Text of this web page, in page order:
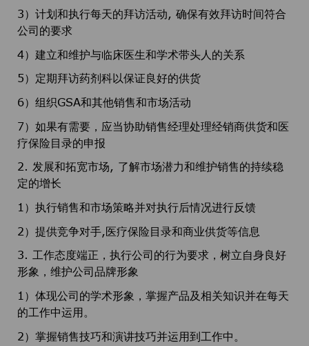
3）计划和执行每天的拜访活动, 确保有效拜访时间符合
公司的要求
4）建立和维护与临床医生和学术带头人的关系
5）定期拜访药剂科以保证良好的供货
6）组织GSA和其他销售和市场活动
7）如果有需要，应当协助销售经理处理经销商供货和医
疗保险目录的申报
2. 发展和拓宽市场, 了解市场潜力和维护销售的持续稳
定的增长
1）执行销售和市场策略并对执行后情况进行反馈
2）提供竞争对手,医疗保险目录和商业供货等信息
3. 工作态度端正，执行公司的行为要求，树立自身良好
形象，维护公司品牌形象
1）体现公司的学术形象，掌握产品及相关知识并在每天
的工作中运用。
2）掌握销售技巧和演讲技巧并运用到工作中。